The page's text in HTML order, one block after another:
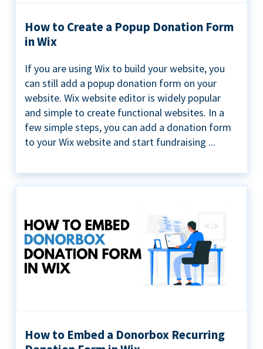
How to Create a Popup Donation Form
in Wix
If you are using Wix to build your website, you
can still add a popup donation form on your
website. Wix website editor is widely popular
and simple to create functional websites. In a
few simple steps, you can add a donation form
to your Wix website and start fundraising ...
How to Embed a Donorbox Recurring